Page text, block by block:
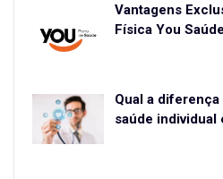
Vantagens
Física You Saúde
Qual a
saúde individual